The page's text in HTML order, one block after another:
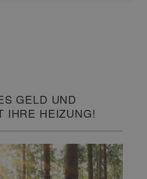
GELD UND
IHRE HEIZUNG!